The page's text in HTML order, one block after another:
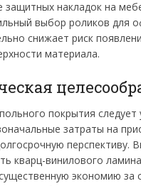
защитных накладок на
выбор роликов для
снижает риск
материала.
покрытия следует
затраты на
перспективу.
кварц-винилового
экономию за